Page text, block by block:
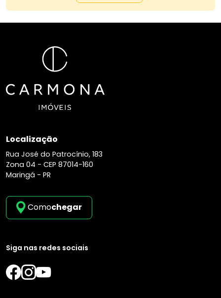
Localização
Rua José do Patrocínio, 183
Zona 04 - CEP 87014-160
Maringá - PR
Comochegar
Siga nas redes sociais